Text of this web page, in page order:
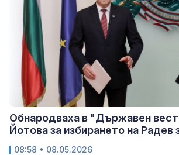
Обнародваха в "Държавен
Йотова за избирането на Радев
08:58 • 08.05.2026